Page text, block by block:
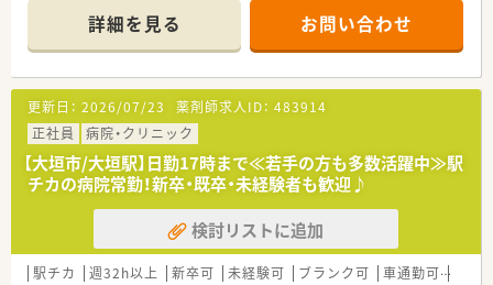
いる病院です。
■薬剤師は常時1名から2名体制で、落ち着いた環境で業務に取
り組めます。
【募集背景と求める人物像について】
■今回は薬剤師の欠員補充のため、新たな仲間を募集することに
なりました。
■病院での勤務経験がない方やブランクがある方でも安心して
ご応募いただけます。
■患者様一人ひとりと丁寧に向き合える、コミュニケーションを
大切にする方を歓迎します。
【求人情報について】
■月給45万円以上で、賞与を含めると年収600万円弱も可能な高
詳細を見る お問い合わせ
更新日： 2026/07/23 薬剤師求人ID： 483914
正社員
病院・クリニック
【大垣市/大垣駅】日勤17時まで≪若手の方も多数活躍中≫駅
チカの病院常勤！新卒・既卒・未経験者も歓迎♪
検討リストに追加
駅チカ 週32h以上 新卒可 未経験可 ブランク可 車通勤可